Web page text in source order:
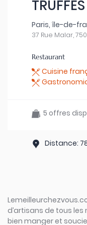
Paris, île-de-
37 Rue Malar,
Restaurant
Cuisine
5 offres
Distance:
d’artisans de tous
bien manger et